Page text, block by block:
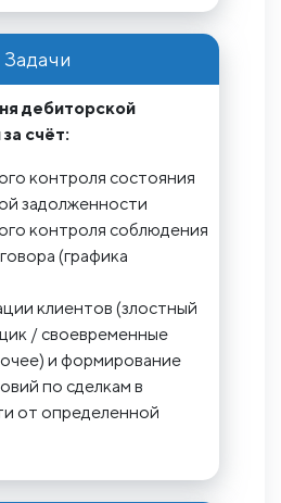
Задачи
дебиторской
счёт:
контроля состояния
задолженности
контроля соблюдения
(графика
клиентов (злостный
/ своевременные
и формирование
по сделкам в
от определенной